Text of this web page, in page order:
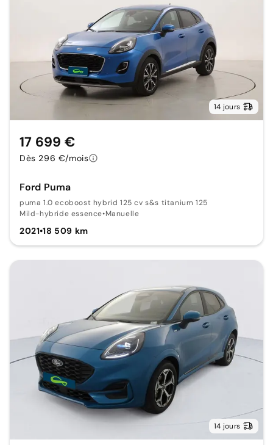
14 jours
Ford Puma
puma 1.0 ecoboost hybrid 125 cv s&s titanium 125
Mild-hybride essence•Manuelle
2021•18 509 km
17 699 €
Dès 296 €/mois
14 jours